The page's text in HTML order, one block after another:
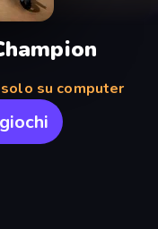
su computer